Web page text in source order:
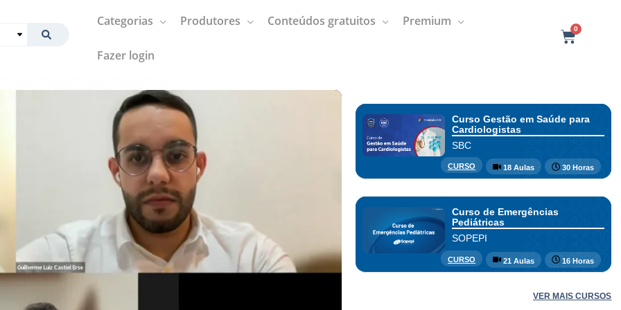
Categorias Produtores Conteúdos gratuitos Premium
Fazer login
0C
Curso Gestão em Saúde para
Cardiologistas
SBC
CURSO 18 Aulas 30 Horas
Curso de Emergências
Pediátricas
SOPEPI
CURSO 21 Aulas 16 Horas
VER MAIS CURSOS